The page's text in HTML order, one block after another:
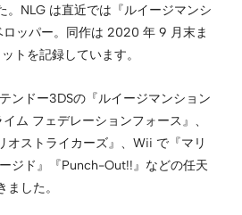
。NLG は直近では『ルイージマンシ
ロッパー。同作は 2020 年 9 月末ま
トを記録しています。
ンドー3DSの『ルイージマンション
ム フェデレーションフォース』、
オストライカーズ』、Wii で『マリ
ジド』『Punch-Out!!』などの任天
した。